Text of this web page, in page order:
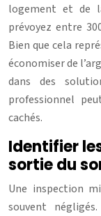
logement et de
prévoyez entre
Bien que cela
économiser de
dans des
professionnel
cachés.
Identifier
sortie du
Une inspection
souvent